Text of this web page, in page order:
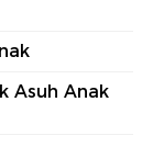
Asuh Anak